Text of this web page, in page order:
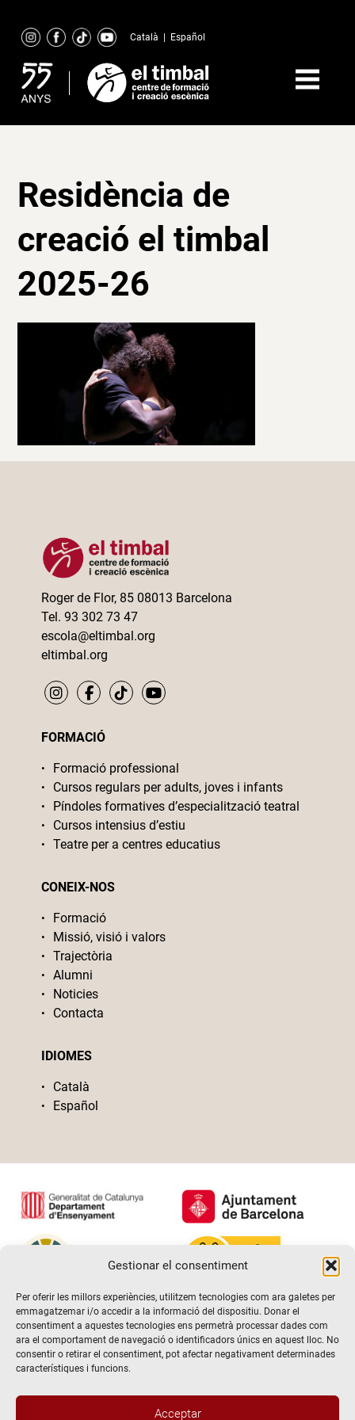
Gestionar el consentiment
Per oferir les millors experiències, utilitzem tecnologies com ara galetes per
emmagatzemar i/o accedir a la informació del dispositiu. Donar el
consentiment a aquestes tecnologies ens permetrà processar dades com
ara el comportament de navegació o identificadors únics en aquest lloc. No
consentir o retirar el consentiment, pot afectar negativament determinades
característiques i funcions.
Acceptar
content
Català Español
Residència de
creació el timbal
2025-26
Roger de Flor, 85 08013 Barcelona
Tel. 93 302 73 47
escola@eltimbal.org
eltimbal.org
FORMACIÓ
Formació professional
Cursos regulars per adults, joves i infants
Píndoles formatives d’especialització teatral
Cursos intensius d’estiu
Teatre per a centres educatius
CONEIX-NOS
Formació
Missió, visió i valors
Trajectòria
Alumni
Noticies
Contacta
IDIOMES
Català
Español